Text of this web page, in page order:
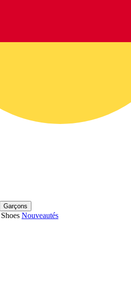
Garçons
Nouveautés